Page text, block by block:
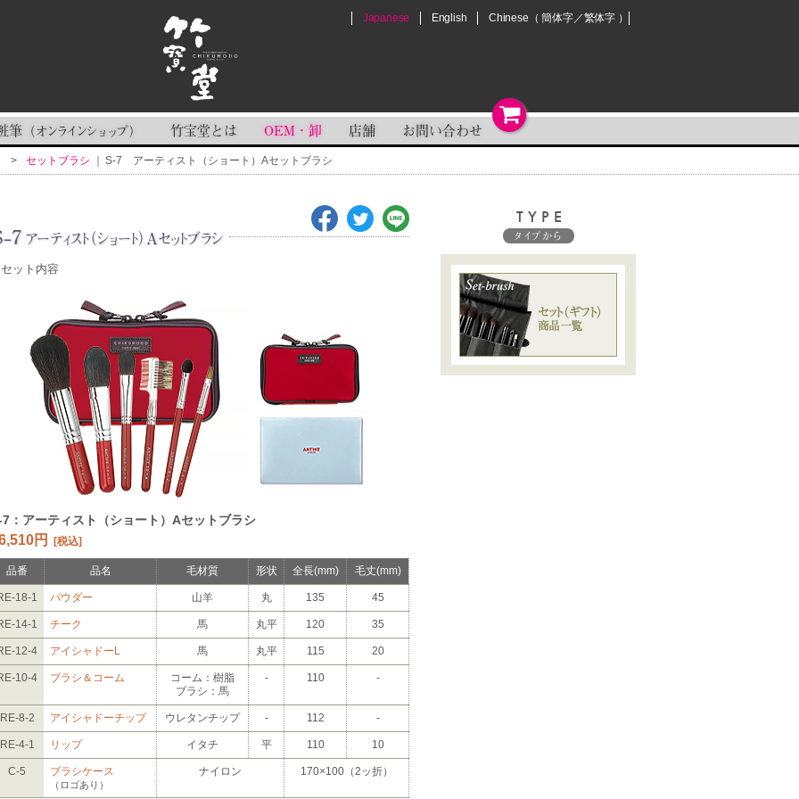
Japanese English Chinese （簡体字／繁体字）
筆 （オンラインショップ） 竹宝堂とは OEM・卸 店舗 お問い合わせ
セットブラシ S-7 アーティスト（ショート）Aセットブラシ
7アーティスト（ショート）Aセットブラシ
ット内容
7：アーティスト（ショート）Aセットブラシ
円 [税込]
品番 品名 毛材質 形状 全長(mm) 毛丈(mm)
18-1 パウダー 山羊 丸 135 45
14-1 チーク 馬 丸平 120 35
12-4 アイシャドーL 馬 丸平 115 20
10-4 ブラシ＆コーム
コーム：樹脂
ブラシ：馬
- 110 -
RE-8-2 アイシャドーチップ ウレタンチップ - 112 -
RE-4-1 リップ イタチ 平 110 10
C-5 ブラシケース
（ロゴあり）
ナイロン 170×100（2ッ折）
TYPE
タイプから